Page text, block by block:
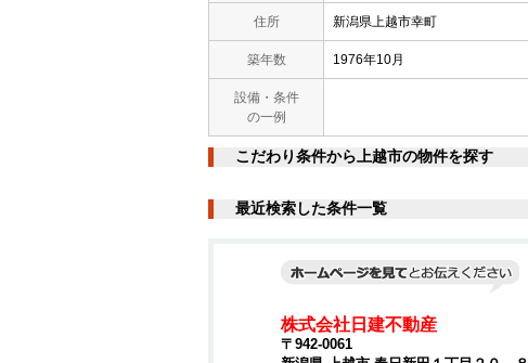
住所 新潟県上越市幸町
築年数 1976年10月
設備・条件
の一例
こだわり条件から上越市の物件を探す
最近検索した条件一覧
株式会社日建不動産
〒942-0061